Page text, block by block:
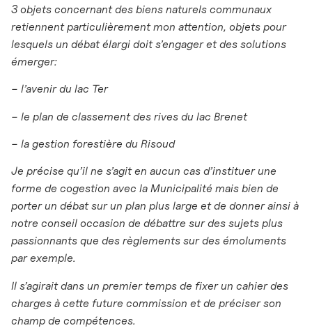
3 objets concernant des biens naturels communaux
retiennent particulièrement mon attention, objets pour
lesquels un débat élargi doit s’engager et des solutions
émerger:
− l’avenir du lac Ter
− le plan de classement des rives du lac Brenet
− la gestion forestière du Risoud
Je précise qu’il ne s’agit en aucun cas d’instituer une
forme de cogestion avec la Municipalité mais bien de
porter un débat sur un plan plus large et de donner ainsi à
notre conseil occasion de débattre sur des sujets plus
passionnants que des règlements sur des émoluments
par exemple.
Il s’agirait dans un premier temps de fixer un cahier des
charges à cette future commission et de préciser son
champ de compétences.